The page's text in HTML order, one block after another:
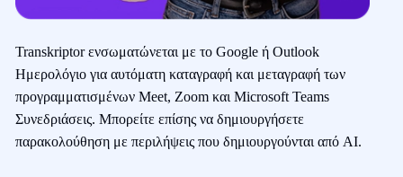
Transkriptor ενσωματώνεται με το Google ή Outlook
Ημερολόγιο για αυτόματη καταγραφή και μεταγραφή των
προγραμματισμένων Meet, Zoom και Microsoft Teams
Συνεδριάσεις. Μπορείτε επίσης να δημιουργήσετε
παρακολούθηση με περιλήψεις που δημιουργούνται από AI.